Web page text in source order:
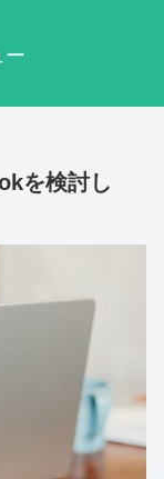
ー
を検討し